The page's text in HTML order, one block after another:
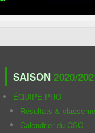
SAISON 2020/
ÉQUIPE PRO
Résultats &
Calendrier du CSC